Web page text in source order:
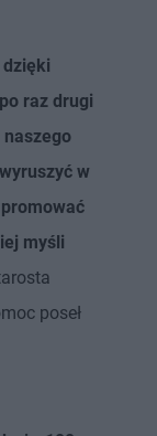
dzięki
raz drugi
naszego
w
myśli
poseł